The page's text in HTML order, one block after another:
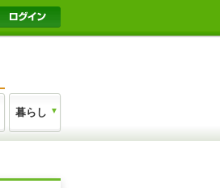
暮らし